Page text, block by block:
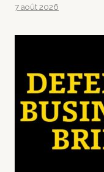
7 août 2026